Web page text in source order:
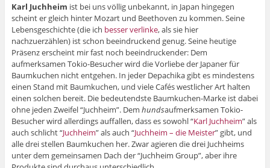
Karl Juchheim ist bei uns völlig unbekannt, in Japan hingegen
scheint er gleich hinter Mozart und Beethoven zu kommen. Seine
Lebensgeschichte (die ich besser verlinke, als sie hier
nachzuerzählen) ist schon beeindruckend genug. Seine heutige
Präsenz erscheint mir fast noch beeindruckender: Dem
aufmerksamen Tokio-Besucher wird die Vorliebe der Japaner für
Baumkuchen nicht entgehen. In jeder Depachika gibt es mindestens
einen Stand mit Baumkuchen, und viele Cafés westlicher Art halten
einen solchen bereit. Die bedeutendste Baumkuchen-Marke ist dabei
ohne jeden Zweifel “Juchheim”. Dem hundsaufmerksamen Tokio-
Besucher wird allerdings auffallen, dass es sowohl “Karl Juchheim” als
auch schlicht “Juchheim” als auch “Juchheim – die Meister” gibt, und
alle drei stellen Baumkuchen her. Zwar agieren die drei Juchheims
unter dem gemeinsamen Dach der “Juchheim Group”, aber ihre